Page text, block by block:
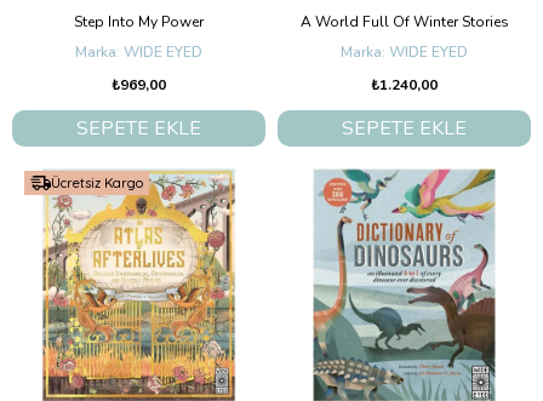
Step Into My Power
WIDE EYED
₺969,00
SEPETE EKLE
A World Full Of Winter Stories
WIDE EYED
₺1.240,00
SEPETE EKLE
Ücretsiz Kargo